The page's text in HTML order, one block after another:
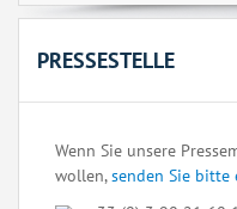
PRESSESTELLE
Wenn Sie unsere
wollen,senden Sie bitte